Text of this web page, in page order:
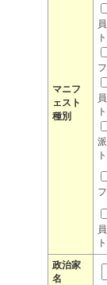
マニフ
ェスト
種別
ト
ト
ト
ト
政治家
名